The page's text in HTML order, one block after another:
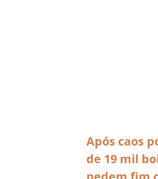
Após caos
de 19 mil